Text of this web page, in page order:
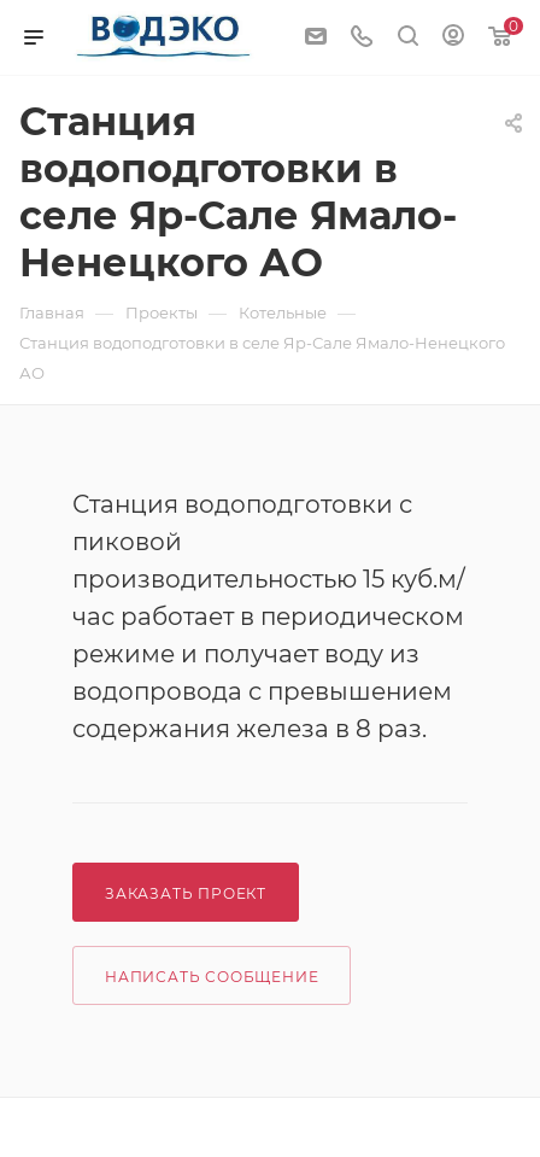
0
Станция
водоподготовки в
селе Яр-Сале Ямало-
Ненецкого АО
Главная — Проекты — Котельные —
Станция водоподготовки в селе Яр-Сале Ямало-Ненецкого
АО
Станция водоподготовки с
пиковой
производительностью 15 куб.м/
час работает в периодическом
режиме и получает воду из
водопровода с превышением
содержания железа в 8 раз.
ЗАКАЗАТЬ ПРОЕКТ
НАПИСАТЬ СООБЩЕНИЕ